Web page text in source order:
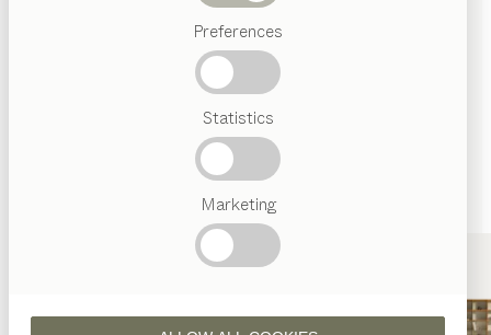
Preferences
Statistics
Marketing
Artisanat
Autrichien